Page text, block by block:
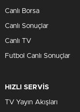
Canlı Borsa
Canlı Sonuçlar
Canlı TV
Futbol Canlı Sonuçlar
HIZLI SERVİS
TV Yayın Akışları